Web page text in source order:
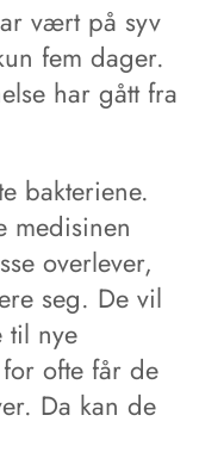
vært på syv
fem dager.
har gått fra
bakteriene.
medisinen
overlever,
seg. De vil
til nye
ofte får de
Da kan de